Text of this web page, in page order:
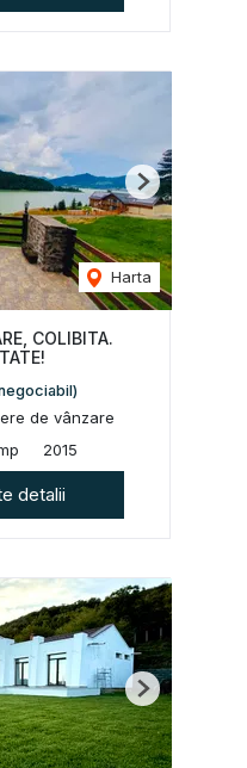
Harta
Next
COLIBITA.
de vânzare
2015
detalii
Next